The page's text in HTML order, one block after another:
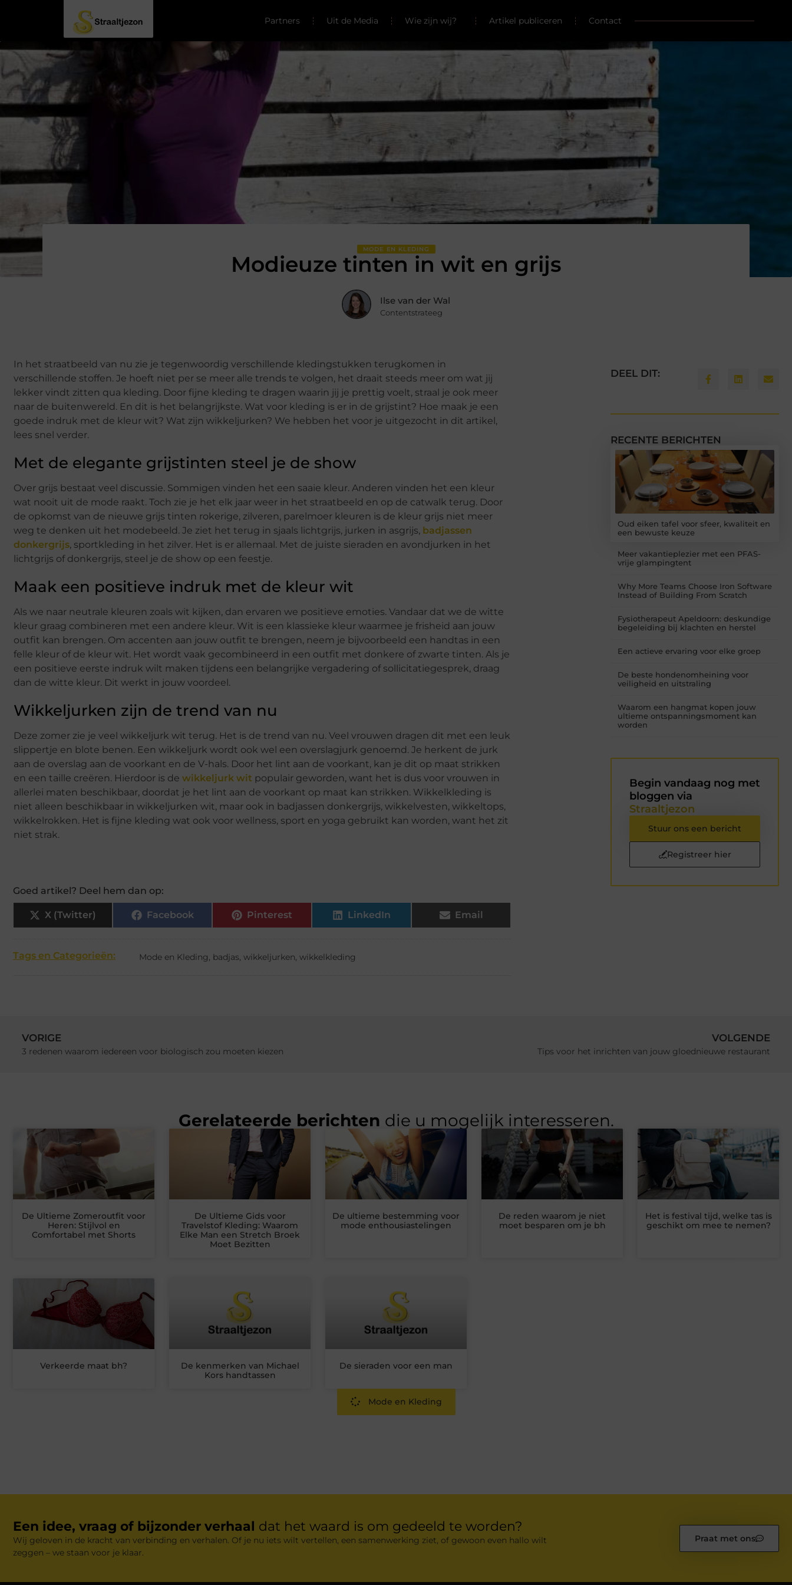
Partners Uit de Media Wie zijn wij? Artikel publiceren Contact
MODE EN KLEDING
Modieuze tinten in wit en grijs
Ilse van der Wal
Contentstrateeg
In het straatbeeld van nu zie je tegenwoordig verschillende kledingstukken terugkomen in
verschillende stoffen. Je hoeft niet per se meer alle trends te volgen, het draait steeds meer om wat jij
lekker vindt zitten qua kleding. Door fijne kleding te dragen waarin jij je prettig voelt, straal je ook meer
naar de buitenwereld. En dit is het belangrijkste. Wat voor kleding is er in de grijstint? Hoe maak je een
goede indruk met de kleur wit? Wat zijn wikkeljurken? We hebben het voor je uitgezocht in dit artikel,
lees snel verder.
Met de elegante grijstinten steel je de show
Over grijs bestaat veel discussie. Sommigen vinden het een saaie kleur. Anderen vinden het een kleur
wat nooit uit de mode raakt. Toch zie je het elk jaar weer in het straatbeeld en op de catwalk terug. Door
de opkomst van de nieuwe grijs tinten rokerige, zilveren, parelmoer kleuren is de kleur grijs niet meer
weg te denken uit het modebeeld. Je ziet het terug in sjaals lichtgrijs, jurken in asgrijs, badjassen
donkergrijs, sportkleding in het zilver. Het is er allemaal. Met de juiste sieraden en avondjurken in het
lichtgrijs of donkergrijs, steel je de show op een feestje.
Maak een positieve indruk met de kleur wit
Als we naar neutrale kleuren zoals wit kijken, dan ervaren we positieve emoties. Vandaar dat we de witte
kleur graag combineren met een andere kleur. Wit is een klassieke kleur waarmee je frisheid aan jouw
outfit kan brengen. Om accenten aan jouw outfit te brengen, neem je bijvoorbeeld een handtas in een
felle kleur of de kleur wit. Het wordt vaak gecombineerd in een outfit met donkere of zwarte tinten. Als je
een positieve eerste indruk wilt maken tijdens een belangrijke vergadering of sollicitatiegesprek, draag
dan de witte kleur. Dit werkt in jouw voordeel.
Wikkeljurken zijn de trend van nu
Deze zomer zie je veel wikkeljurk wit terug. Het is de trend van nu. Veel vrouwen dragen dit met een leuk
slippertje en blote benen. Een wikkeljurk wordt ook wel een overslagjurk genoemd. Je herkent de jurk
aan de overslag aan de voorkant en de V-hals. Door het lint aan de voorkant, kan je dit op maat strikken
en een taille creëren. Hierdoor is de wikkeljurk wit populair geworden, want het is dus voor vrouwen in
allerlei maten beschikbaar, doordat je het lint aan de voorkant op maat kan strikken. Wikkelkleding is
niet alleen beschikbaar in wikkeljurken wit, maar ook in badjassen donkergrijs, wikkelvesten, wikkeltops,
wikkelrokken. Het is fijne kleding wat ook voor wellness, sport en yoga gebruikt kan worden, want het zit
niet strak.
Goed artikel? Deel hem dan op:
X (Twitter) Facebook Pinterest LinkedIn Email
Tags en Categorieën: Mode en Kleding, badjas, wikkeljurken, wikkelkleding
DEEL DIT:
RECENTE BERICHTEN
Oud eiken tafel voor sfeer, kwaliteit en
een bewuste keuze
Meer vakantieplezier met een PFAS-
vrije glampingtent
Why More Teams Choose Iron Software
Instead of Building From Scratch
Fysiotherapeut Apeldoorn: deskundige
begeleiding bij klachten en herstel
Een actieve ervaring voor elke groep
De beste hondenomheining voor
veiligheid en uitstraling
Waarom een hangmat kopen jouw
ultieme ontspanningsmoment kan
worden
Begin vandaag nog met
bloggen via
Straaltjezon
Stuur ons een bericht
Registreer hier
VORIGE
3 redenen waarom iedereen voor biologisch zou moeten kiezen
VOLGENDE
Tips voor het inrichten van jouw gloednieuwe restaurant
Gerelateerde berichten die u mogelijk interesseren.
De Ultieme Zomeroutfit voor
Heren: Stijlvol en
Comfortabel met Shorts
De Ultieme Gids voor
Travelstof Kleding: Waarom
Elke Man een Stretch Broek
Moet Bezitten
De ultieme bestemming voor
mode enthousiastelingen
De reden waarom je niet
moet besparen om je bh
Het is festival tijd, welke tas is
geschikt om mee te nemen?
Verkeerde maat bh?
De kenmerken van Michael
Kors handtassen
De sieraden voor een man
Mode en Kleding
Een idee, vraag of bijzonder verhaal dat het waard is om gedeeld te worden?
Wij geloven in de kracht van verbinding en verhalen. Of je nu iets wilt vertellen, een samenwerking ziet, of gewoon even hallo wilt
zeggen – we staan voor je klaar.
Praat met ons